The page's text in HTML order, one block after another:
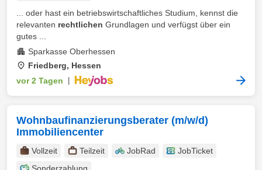
... oder hast ein betriebswirtschaftliches Studium, kennst die
relevanten rechtlichen Grundlagen und verfügst über ein
gutes ...
Sparkasse Oberhessen
Friedberg, Hessen
vor 2 Tagen
Wohnbaufinanzierungsberater (m/w/d)
Immobiliencenter
Vollzeit Teilzeit JobRad
JobTicket